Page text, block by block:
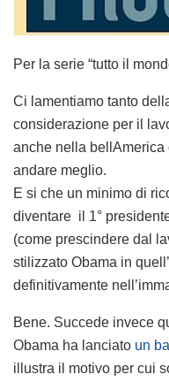
Per la serie “tutto il
Ci lamentiamo tanto
considerazione per il
anche nella bellAmerica
andare meglio.
E si che un minimo di
diventare il 1°
(come prescindere dal
stilizzato Obama in
definitivamente
Bene. Succede invece
Obama ha lanciato un
illustra il motivo per cui